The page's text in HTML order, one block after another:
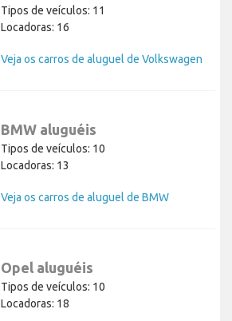
Tipos de veículos: 11
Locadoras: 16
Veja os carros de aluguel de Volkswagen
BMW aluguéis
Tipos de veículos: 10
Locadoras: 13
Veja os carros de aluguel de BMW
Opel aluguéis
Tipos de veículos: 10
Locadoras: 18